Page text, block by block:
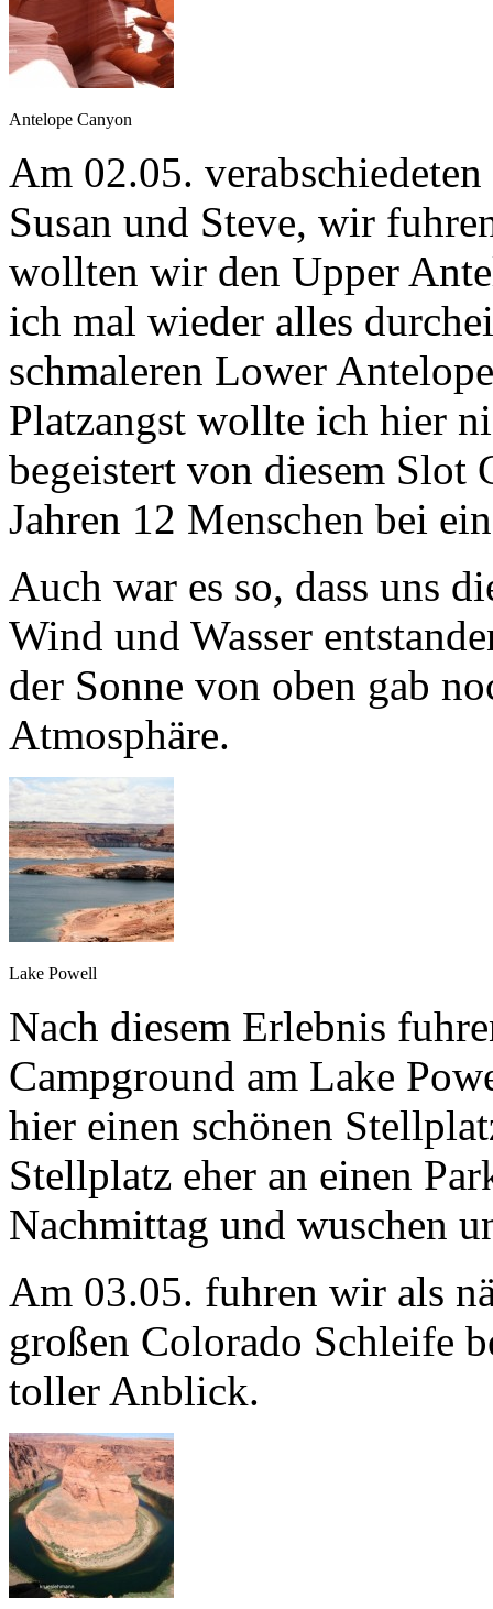
Antelope Canyon
Am 02.05.
Susan und Steve, wir
wollten wir den Upper
ich mal wieder alles
schmaleren Lower
Platzangst wollte ich hier
begeistert von diesem Slot
Jahren 12 Menschen bei
Auch war es so, dass uns
Wind und Wasser
der Sonne von oben gab
Atmosphäre.
Lake Powell
Nach diesem Erlebnis
Campground am Lake
hier einen schönen
Stellplatz eher an einen
Nachmittag und wuschen
Am 03.05. fuhren wir als
großen Colorado Schleife
toller Anblick.